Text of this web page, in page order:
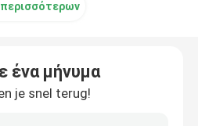
ένα μήνυμα
je snel terug!